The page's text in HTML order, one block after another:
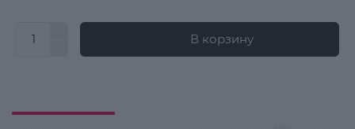
В корзину